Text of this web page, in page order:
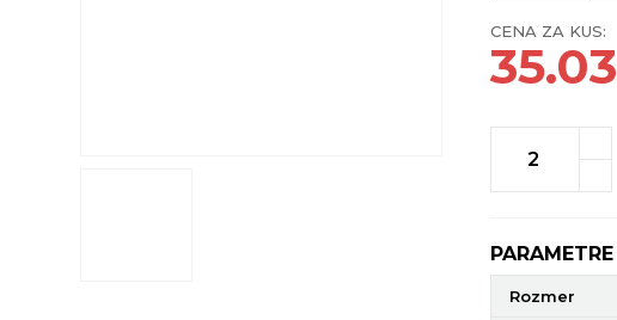
CENA ZA KUS:
35.03
PARAMETRE
Rozmer